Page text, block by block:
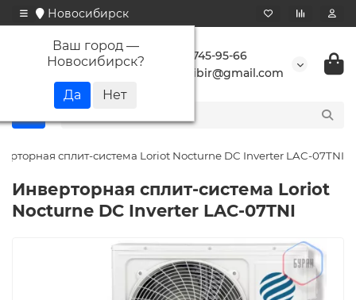
Новосибирск
Ваш город —
Новосибирск?
+7 923 745-95-66
buransibir@gmail.com
сплит-система Loriot Nocturne DC Inverter LAC-07TNI
Инверторная сплит-система Loriot
Nocturne DC Inverter LAC-07TNI